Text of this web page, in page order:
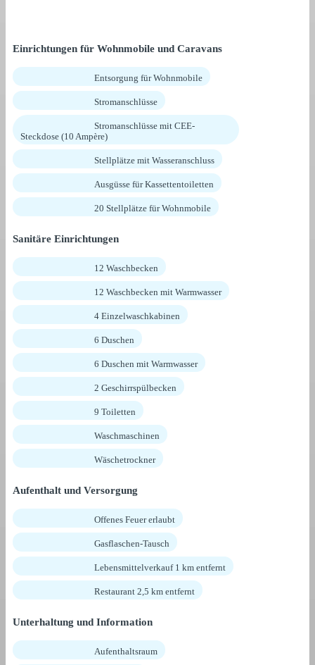
Einrichtungen für Wohnmobile und Caravans
Entsorgung für Wohnmobile
Stromanschlüsse
Stromanschlüsse mit CEE-
Steckdose (10 Ampère)
Stellplätze mit Wasseranschluss
Ausgüsse für Kassettentoiletten
20 Stellplätze für Wohnmobile
Sanitäre Einrichtungen
12 Waschbecken
12 Waschbecken mit Warmwasser
4 Einzelwaschkabinen
6 Duschen
6 Duschen mit Warmwasser
2 Geschirrspülbecken
9 Toiletten
Waschmaschinen
Wäschetrockner
Aufenthalt und Versorgung
Offenes Feuer erlaubt
Gasflaschen-Tausch
Lebensmittelverkauf 1 km entfernt
Restaurant 2,5 km entfernt
Unterhaltung und Information
Aufenthaltsraum